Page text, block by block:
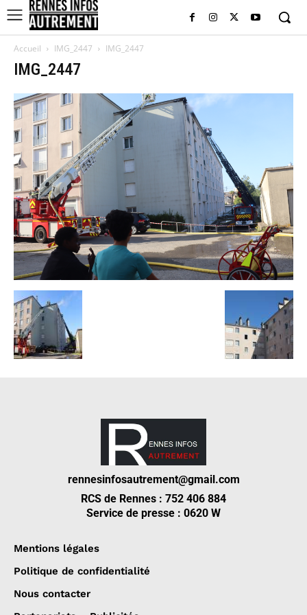
Accueil IMG_2447 IMG_2447
IMG_2447
rennesinfosautrement@gmail.com
RCS de Rennes : 752 406 884
Service de presse : 0620 W
Mentions légales
Politique de confidentialité
Nous contacter